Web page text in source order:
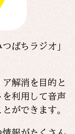
ばちラジオ」
解消を目的と
利用して音声
ができます。